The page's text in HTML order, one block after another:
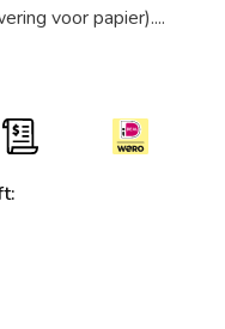
voor papier)....